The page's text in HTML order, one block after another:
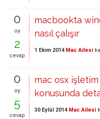
0
oy
2
cevap
macbookta
nasıl çalışır
1 Ekim 2014 Mac Ailesi
0
oy
5
cevap
mac osx
konusunda
30 Eylül 2014 Mac Ailesi